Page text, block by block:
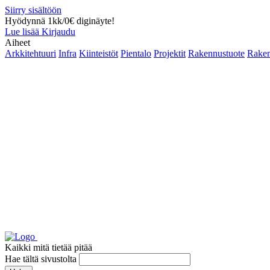
Siirry sisältöön
Hyödynnä 1kk/0€ diginäyte!
Lue lisää Kirjaudu
Aiheet
Arkkitehtuuri Infra Kiinteistöt Pientalo Projektit Rakennustuote
Kaikki mitä tietää pitää
Hae tältä sivustolta